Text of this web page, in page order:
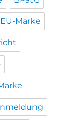
EU-Marke